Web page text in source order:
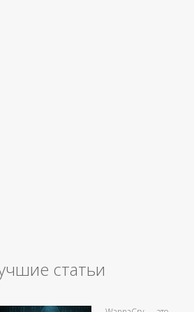
статьи